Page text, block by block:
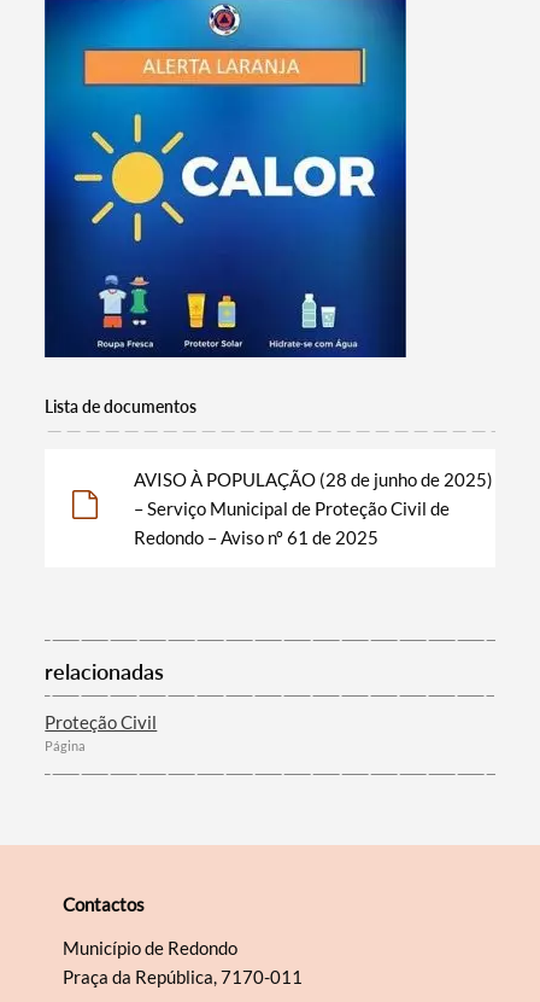
Termo de Pesquisa
Filtros
Lista de documentos
AVISO À POPULAÇÃO (28 de junho de 2025)
– Serviço Municipal de Proteção Civil de
Redondo – Aviso nº 61 de 2025
relacionadas
Proteção Civil
Página
Contactos
Município de Redondo
Praça da República, 7170-011